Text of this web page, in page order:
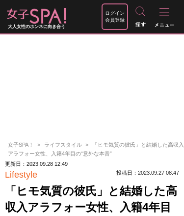
大人女性のホンネに向き合う
ログイン
会員登録
女子SPA！ ライフスタイル
「ヒモ気質の彼氏」と結婚した高収入
アラフォー女性、入籍4年目の“意外な本音”
更新日：2023.09.28 12:49
Lifestyle 投稿日：2023.09.27 08:47
「ヒモ気質の彼氏」と結婚した高
収入アラフォー女性、入籍4年目